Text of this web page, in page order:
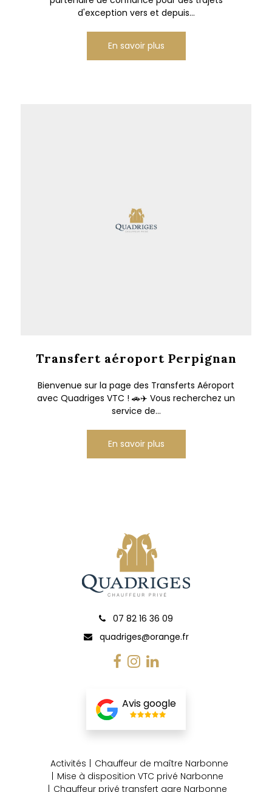
d'exception vers et depuis...
En savoir plus
Transfert aéroport Perpignan
Bienvenue sur la page des Transferts Aéroport
avec Quadriges VTC ! 🚗✈️ Vous recherchez un
service de...
En savoir plus
07 82 16 36 09
quadriges@orange.fr
Avis google
Activités
Chauffeur de maître Narbonne
Mise à disposition VTC privé Narbonne
Chauffeur privé transfert gare Narbonne